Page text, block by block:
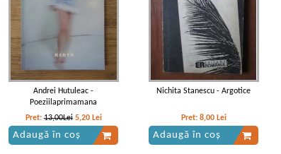
Andrei Hutuleac -
Poeziilaprimamana
Pret:13,00Lei 5,20 Lei
Adaugă în coș
Nichita Stanescu - Argotice
Pret: 8,00 Lei
Adaugă în coș